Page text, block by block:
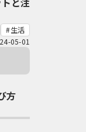
生活
05-01
方